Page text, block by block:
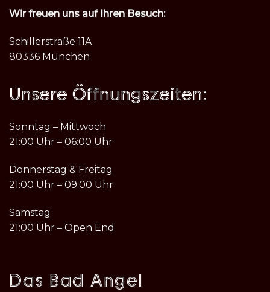
Wir freuen uns auf Ihren Besuch:
Schillerstraße 11A
80336 München
Unsere Öffnungszeiten:
Sonntag – Mittwoch
21:00 Uhr – 06:00 Uhr
Donnerstag & Freitag
21:00 Uhr – 09:00 Uhr
Samstag
21:00 Uhr – Open End
Das Bad Angel